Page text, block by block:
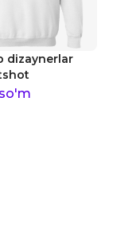
dizaynerlar
so'm